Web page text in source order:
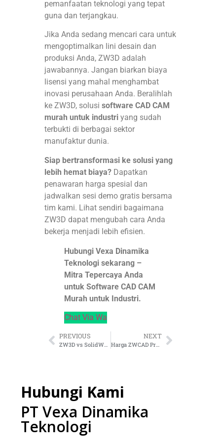
pemanfaatan teknologi yang tepat
guna dan terjangkau.
Jika Anda sedang mencari cara untuk
mengoptimalkan lini desain dan
produksi Anda, ZW3D adalah
jawabannya. Jangan biarkan biaya
lisensi yang mahal menghambat
inovasi perusahaan Anda. Beralihlah
ke ZW3D, solusi software CAD CAM
murah untuk industriyang sudah
terbukti di berbagai sektor
manufaktur dunia.
Siap bertransformasi ke solusi yang
lebih hemat biaya?Dapatkan
penawaran harga spesial dan
jadwalkan sesi demo gratis bersama
tim kami. Lihat sendiri bagaimana
ZW3D dapat mengubah cara Anda
bekerja menjadi lebih efisien.
Hubungi Vexa Dinamika
Teknologi sekarang –
Mitra Tepercaya Anda
untuk Software CAD CAM
Murah untuk Industri.
Chat Via Wa
PREVIOUS
ZW3D vs SolidWorks
NEXT
Harga ZWCAD Professional Terbaru
Hubungi Kami
PT Vexa Dinamika
Teknologi